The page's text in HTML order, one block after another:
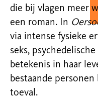
die bij vlagen meer
een roman. In
via intense fysieke
seks,
betekenis in haar
bestaande personen
toeval.